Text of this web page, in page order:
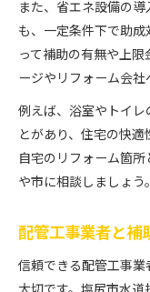
また、省エネ設備の
も、一定条件下で助
って補助の有無や上
ージやリフォーム会社
例えば、浴室やトイレ
とがあり、住宅の快
自宅のリフォーム箇
や市に相談しましょう。
配管工事業者と補
信頼できる配管工事
大切です。塩尻市水